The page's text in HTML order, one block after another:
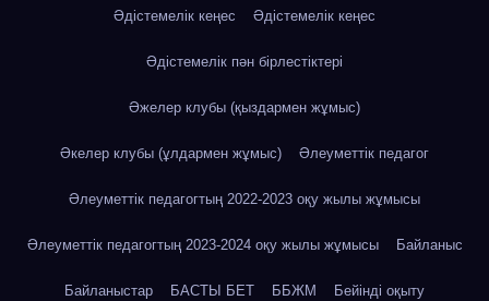
Әдістемелік кеңес Әдістемелік кеңес
Әдістемелік пән бірлестіктері
Әжелер клубы (қыздармен жұмыс)
Әкелер клубы (ұлдармен жұмыс) Әлеуметтік педагог
Әлеуметтік педагогтың 2022-2023 оқу жылы жұмысы
Әлеуметтік педагогтың 2023-2024 оқу жылы жұмысы Байланыс
Байланыстар БАСТЫ БЕТ ББЖМ Бейінді оқыту